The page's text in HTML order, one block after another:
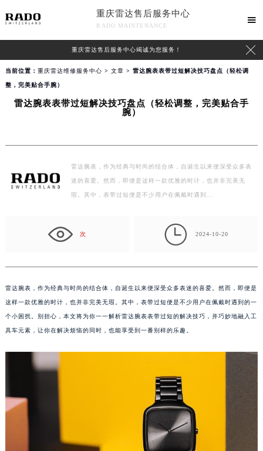
重庆雷达售后服务中心
RADO MAINTENANCE

重庆雷达售后服务中心竭诚为您服务！ 
当前位置： 重庆雷达维修服务中心 > 文章 > 雷达腕表表带过短解决技巧盘点（轻松调
整，完美贴合手腕）
雷达腕表表带过短解决技巧盘点（轻松调整，完美贴合手
腕）
雷达腕表，作为经典与时尚的结合体，自诞生以来便深受众多表
迷的喜爱。然而，即便是这样一款优雅的时计，也并非完美无
瑕。其中，表带过短便是不少用户在佩戴时遇到…
次  2024-10-20
雷达腕表，作为经典与时尚的结合体，自诞生以来便深受众多表迷的喜爱。然而，即便是
这样一款优雅的时计，也并非完美无瑕。其中，表带过短便是不少用户在佩戴时遇到的一
个小困扰。别担心，本文将为你一一解析雷达腕表表带过短的解决技巧，并巧妙地融入工
具车元素，让你在解决烦恼的同时，也能享受到一番别样的乐趣。